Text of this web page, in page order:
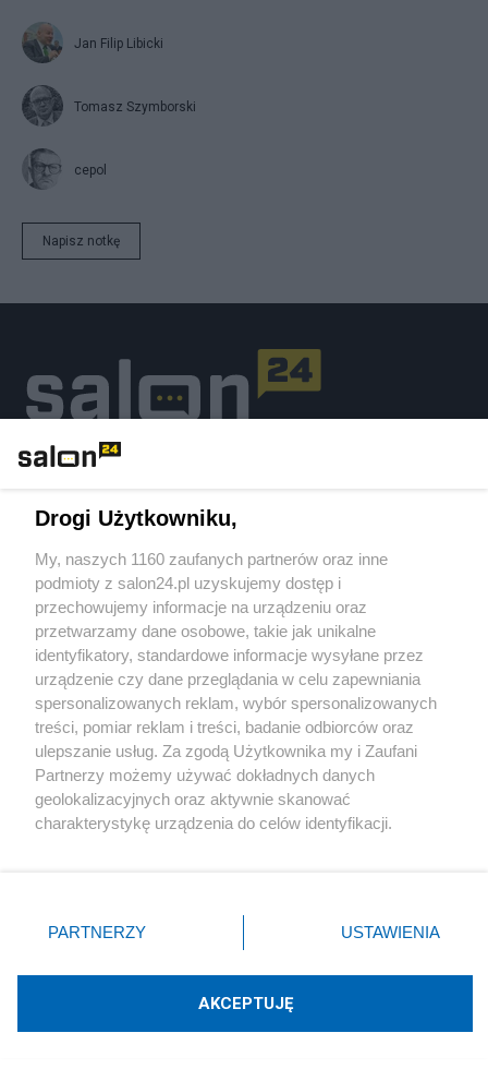
Jan Filip Libicki
Tomasz Szymborski
cepol
Napisz notkę
Podziel się swoją opinią
ZAŁÓŻ BLOG
Polityka
Gospodarka
Rozmaitości
Technologie
Drogi Użytkowniku,
My, naszych 1160 zaufanych partnerów oraz inne
podmioty z salon24.pl uzyskujemy dostęp i
przechowujemy informacje na urządzeniu oraz
przetwarzamy dane osobowe, takie jak unikalne
identyfikatory, standardowe informacje wysyłane przez
urządzenie czy dane przeglądania w celu zapewniania
spersonalizowanych reklam, wybór spersonalizowanych
treści, pomiar reklam i treści, badanie odbiorców oraz
ulepszanie usług. Za zgodą Użytkownika my i Zaufani
Partnerzy możemy używać dokładnych danych
geolokalizacyjnych oraz aktywnie skanować
charakterystykę urządzenia do celów identyfikacji.
zmienić/wycofać klikając przycisk ustawień prywatności
znajdujący się w lewym dolnym rogu strony
rodzaje przetwarzania danych nie wymagają zgody
użytkownika, ale masz prawo sprzeciwić się takiemu
PARTNERZY USTAWIENIA
AKCEPTUJĘ